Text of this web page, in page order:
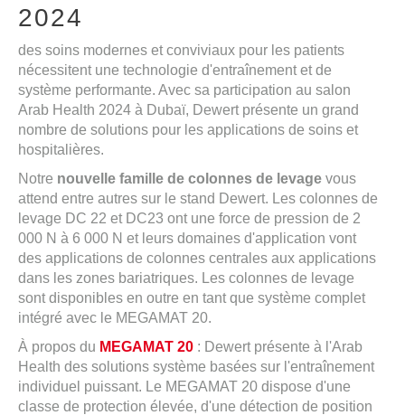
2024
des soins modernes et conviviaux pour les patients
nécessitent une technologie d'entraînement et de
système performante. Avec sa participation au salon
Arab Health 2024 à Dubaï, Dewert présente un grand
nombre de solutions pour les applications de soins et
hospitalières.
Notre nouvelle famille de colonnes de levage vous
attend entre autres sur le stand Dewert. Les colonnes de
levage DC 22 et DC23 ont une force de pression de 2
000 N à 6 000 N et leurs domaines d'application vont
des applications de colonnes centrales aux applications
dans les zones bariatriques. Les colonnes de levage
sont disponibles en outre en tant que système complet
intégré avec le MEGAMAT 20.
À propos du MEGAMAT 20 : Dewert présente à l'Arab
Health des solutions système basées sur l'entraînement
individuel puissant. Le MEGAMAT 20 dispose d'une
classe de protection élevée, d'une détection de position